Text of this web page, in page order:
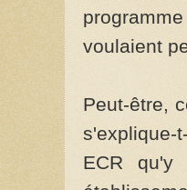
voulaient
Peut-être,
ECR